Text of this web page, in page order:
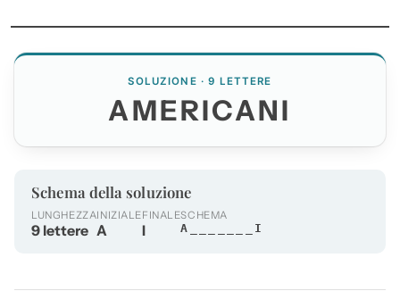
SOLUZIONE · 9 LETTERE
AMERICANI
Schema della soluzione
LUNGHEZZA
9 lettere
INIZIALE
A
FINALE
I
SCHEMA
A_______I